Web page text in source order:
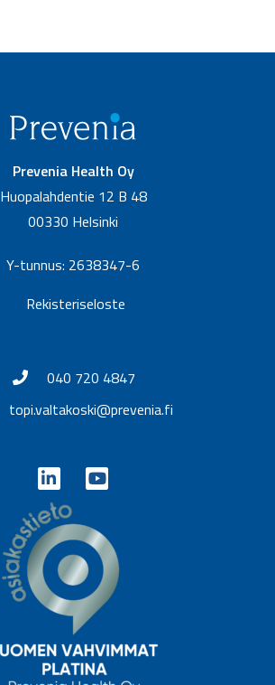
Prevenia Health Oy
Huopalahdentie 12 B 48
00330 Helsinki
Y-tunnus: 2638347-6
Rekisteriseloste
040 720 4847
topi.valtakoski@prevenia.fi